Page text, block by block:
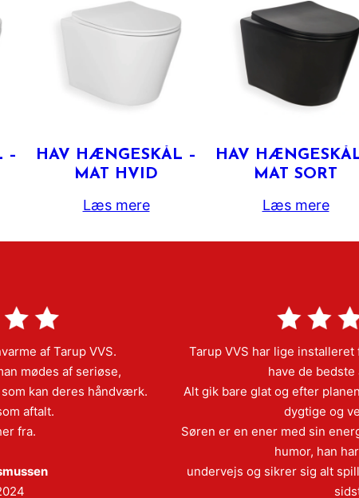
–
HAV HÆNGESKÅL –
MAT HVID
Læs mere
HAV
MAT SORT
Læs mere
af Tarup VVS.
mødes af seriøse,
kan deres håndværk.
aftalt.
fra.
Tarup VVS har lige
have de bedste
Alt gik bare glat og efter
dygtige og
Søren er en ener med sin
humor, han
undervejs og sikrer sig alt